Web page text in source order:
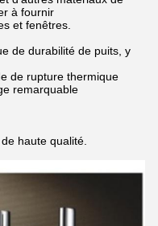
à fournir
et fenêtres.
de durabilité de puits, y
de rupture thermique
remarquable
haute qualité.